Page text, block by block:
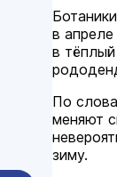
в
в
По
меняют
зиму.